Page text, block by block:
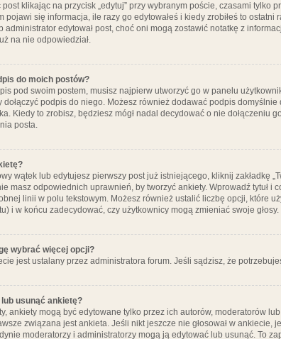
post klikając na przycisk „edytuj” przy wybranym poście, czasami
pojawi się informacja, ile razy go edytowałeś i kiedy zrobiłeś to
administrator edytował post, choć oni mogą zostawić notatkę z
na nie odpowiedział.
do moich postów?
pod swoim postem, musisz najpierw utworzyć go w panelu
dołączyć podpis do niego. Możesz również dodawać podpis
Kiedy to zrobisz, będziesz mógł nadal decydować o nie
posta.
wątek lub edytujesz pierwszy post już istniejącego, kliknij zakładkę
masz odpowiednich uprawnień, by tworzyć ankiety. Wprowadź
linii w polu tekstowym. Możesz również ustalić liczbę opcji, które
i w końcu zadecydować, czy użytkownicy mogą zmieniać swoje głosy.
wybrać więcej opcji?
jest ustalany przez administratora forum. Jeśli sądzisz, że
usunąć ankietę?
ankiety mogą być edytowane tylko przez ich autorów, moderatorów
związana jest ankieta. Jeśli nikt jeszcze nie głosował w
moderatorzy i administratorzy mogą ją edytować lub usunąć. To